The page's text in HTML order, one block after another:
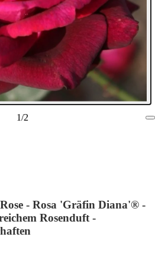
1/2
- Rosa 'Gräfin Diana'® -
Rosenduft -